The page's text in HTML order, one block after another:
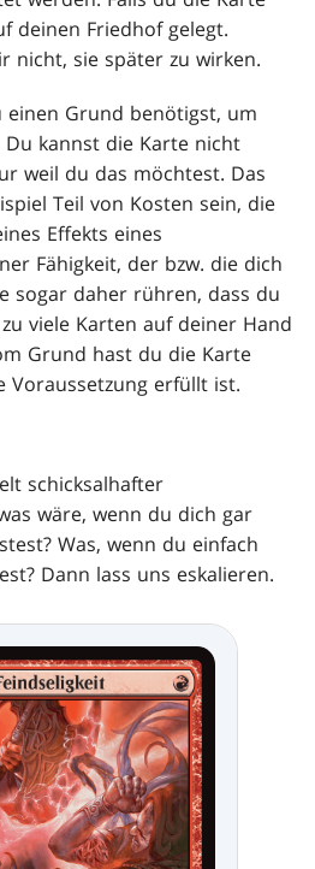
deinen Friedhof gelegt.
nicht, sie später zu wirken.
einen Grund benötigst, um
kannst die Karte nicht
weil du das möchtest. Das
Teil von Kosten sein, die
Effekts eines
Fähigkeit, der bzw. die dich
sogar daher rühren, dass du
viele Karten auf deiner Hand
Grund hast du die Karte
Voraussetzung erfüllt ist.
schicksalhafter
wäre, wenn du dich gar
Was, wenn du einfach
Dann lass uns eskalieren.